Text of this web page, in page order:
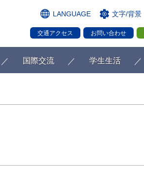
LANGUAGE 文字/背景
交通アクセス お問い合わせ
国際交流 学生生活